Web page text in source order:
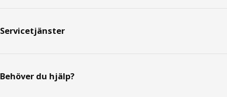
Servicetjänster
Behöver du hjälp?